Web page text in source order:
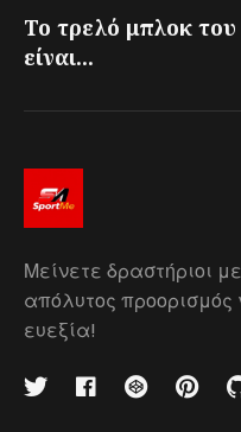
Το τρελό μπλοκ
είναι...
Μείνετε δραστήριοι
απόλυτος προορισμός
ευεξία!